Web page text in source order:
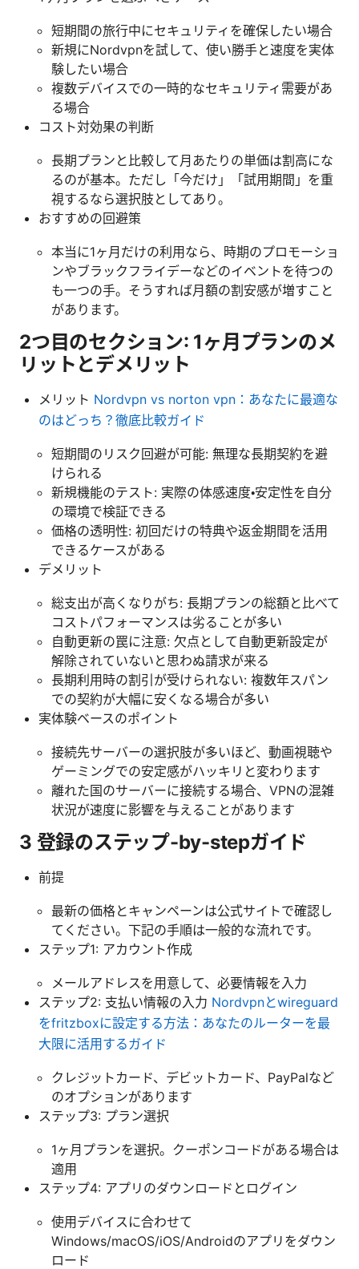
短期間の旅行中にセキュリティを確保したい場合
新規にNordvpnを試して、使い勝手と速度を実体
験したい場合
複数デバイスでの一時的なセキュリティ需要があ
る場合
コスト対効果の判断
長期プランと比較して月あたりの単価は割高にな
るのが基本。ただし「今だけ」「試用期間」を重
視するなら選択肢としてあり。
おすすめの回避策
本当に1ヶ月だけの利用なら、時期のプロモーショ
ンやブラックフライデーなどのイベントを待つの
も一つの手。そうすれば月額の割安感が増すこと
があります。
2つ目のセクション: 1ヶ月プランのメ
リットとデメリット
メリット Nordvpn vs norton vpn：あなたに最適な
のはどっち？徹底比較ガイド
短期間のリスク回避が可能: 無理な長期契約を避
けられる
新規機能のテスト: 実際の体感速度・安定性を自分
の環境で検証できる
価格の透明性: 初回だけの特典や返金期間を活用
できるケースがある
デメリット
総支出が高くなりがち: 長期プランの総額と比べて
コストパフォーマンスは劣ることが多い
自動更新の罠に注意: 欠点として自動更新設定が
解除されていないと思わぬ請求が来る
長期利用時の割引が受けられない: 複数年スパン
での契約が大幅に安くなる場合が多い
実体験ベースのポイント
接続先サーバーの選択肢が多いほど、動画視聴や
ゲーミングでの安定感がハッキリと変わります
離れた国のサーバーに接続する場合、VPNの混雑
状況が速度に影響を与えることがあります
3 登録のステップ-by-stepガイド
前提
最新の価格とキャンペーンは公式サイトで確認し
てください。下記の手順は一般的な流れです。
ステップ1: アカウント作成
メールアドレスを用意して、必要情報を入力
ステップ2: 支払い情報の入力 Nordvpnとwireguard
をfritzboxに設定する方法：あなたのルーターを最
大限に活用するガイド
クレジットカード、デビットカード、PayPalなど
のオプションがあります
ステップ3: プラン選択
1ヶ月プランを選択。クーポンコードがある場合は
適用
ステップ4: アプリのダウンロードとログイン
使用デバイスに合わせて
Windows/macOS/iOS/Androidのアプリをダウン
ロード